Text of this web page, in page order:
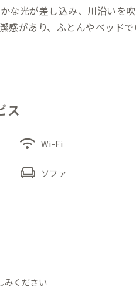
な光が差し込み、川沿いを
感があり、ふとんやベッド
響き、自然に包まれるよう
ます。
、その入口となるような一
ス
wifi Wi-Fi
chair ソファ
みください